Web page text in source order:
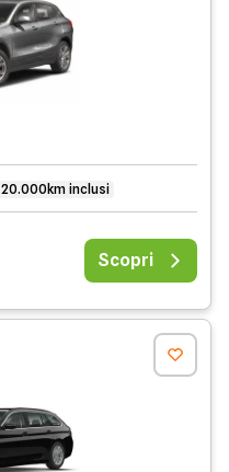
20.000km inclusi
Scopri